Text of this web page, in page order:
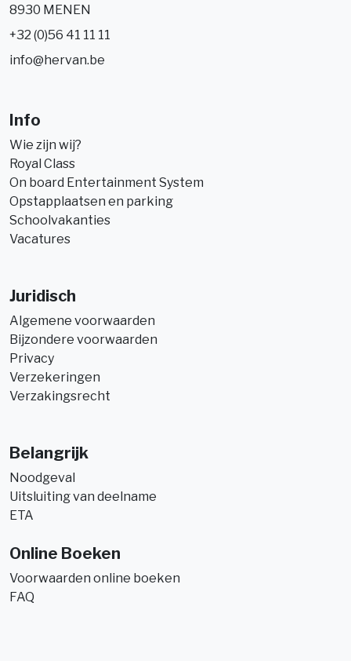
8930 MENEN
+32 (0)56 41 11 11
info@hervan.be
Info
Wie zijn wij?
Royal Class
On board Entertainment System
Opstapplaatsen en parking
Schoolvakanties
Vacatures
Juridisch
Algemene voorwaarden
Bijzondere voorwaarden
Privacy
Verzekeringen
Verzakingsrecht
Belangrijk
Noodgeval
Uitsluiting van deelname
ETA
Online Boeken
Voorwaarden online boeken
FAQ